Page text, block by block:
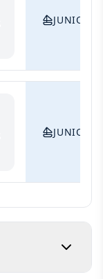
JUNIOR
JUNIOR